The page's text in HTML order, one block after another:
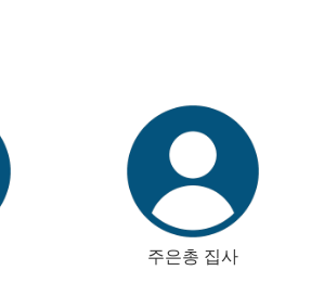
주은총 집사